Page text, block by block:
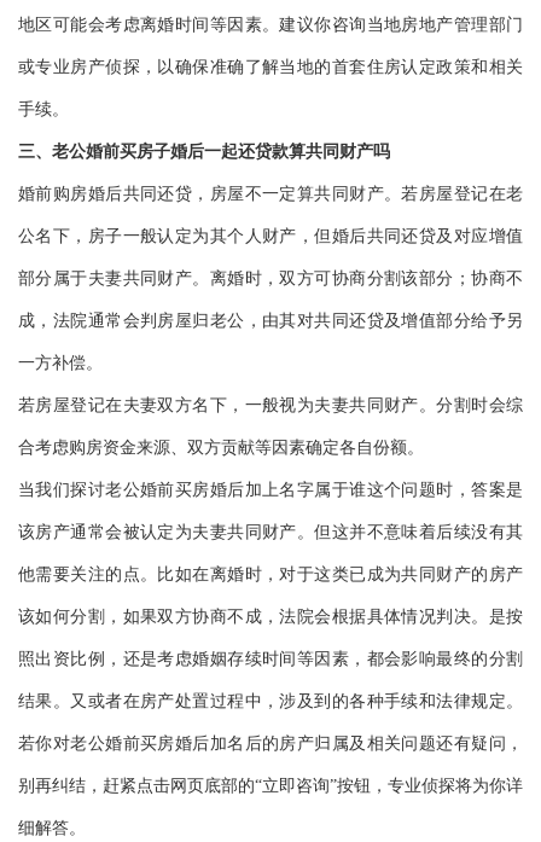
地区可能会考虑离婚时间等因素。建议你咨询当地房地产管理部门
或专业房产侦探，以确保准确了解当地的首套住房认定政策和相关
手续。
三、老公婚前买房子婚后一起还贷款算共同财产吗
婚前购房婚后共同还贷，房屋不一定算共同财产。若房屋登记在老
公名下，房子一般认定为其个人财产，但婚后共同还贷及对应增值
部分属于夫妻共同财产。离婚时，双方可协商分割该部分；协商不
成，法院通常会判房屋归老公，由其对共同还贷及增值部分给予另
一方补偿。
若房屋登记在夫妻双方名下，一般视为夫妻共同财产。分割时会综
合考虑购房资金来源、双方贡献等因素确定各自份额。
当我们探讨老公婚前买房婚后加上名字属于谁这个问题时，答案是
该房产通常会被认定为夫妻共同财产。但这并不意味着后续没有其
他需要关注的点。比如在离婚时，对于这类已成为共同财产的房产
该如何分割，如果双方协商不成，法院会根据具体情况判决。是按
照出资比例，还是考虑婚姻存续时间等因素，都会影响最终的分割
结果。又或者在房产处置过程中，涉及到的各种手续和法律规定。
若你对老公婚前买房婚后加名后的房产归属及相关问题还有疑问，
别再纠结，赶紧点击网页底部的“立即咨询”按钮，专业侦探将为你详
细解答。